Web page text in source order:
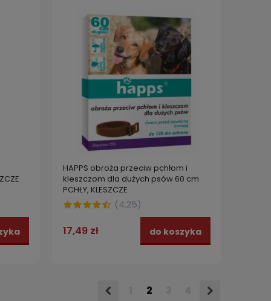
HAPPS obroża przeciw pchłom i
kleszczom dla dużych psów 60 cm
PCHŁY, KLESZCZE
(4.25)
17,49 zł do koszyka
2